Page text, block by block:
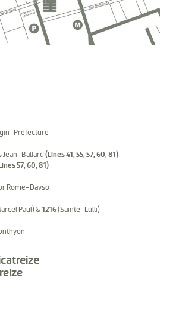
Préfecture
Jean-Ballard (Lines 41, 55, 57, 60, 81)
57, 60, 81)
Rome-Davso
Paul) & 1216(Sainte-Lulli)